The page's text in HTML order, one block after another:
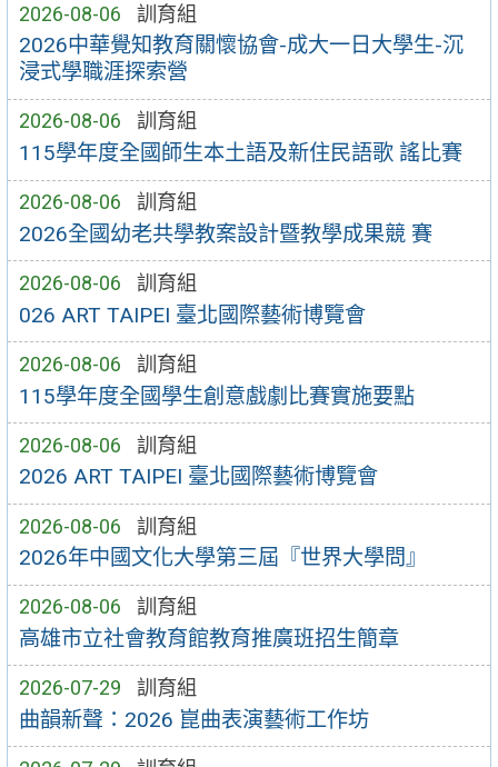
2026-08-06 訓育組
2026中華覺知教育關懷協會-成大一日大學生-沉
浸式學職涯探索營
2026-08-06 訓育組
115學年度全國師生本土語及新住民語歌 謠比賽
2026-08-06 訓育組
2026全國幼老共學教案設計暨教學成果競 賽
2026-08-06 訓育組
026 ART TAIPEI 臺北國際藝術博覽會
2026-08-06 訓育組
115學年度全國學生創意戲劇比賽實施要點
2026-08-06 訓育組
2026 ART TAIPEI 臺北國際藝術博覽會
2026-08-06 訓育組
2026年中國文化大學第三屆『世界大學問』
2026-08-06 訓育組
高雄市立社會教育館教育推廣班招生簡章
2026-07-29 訓育組
曲韻新聲：2026 崑曲表演藝術工作坊